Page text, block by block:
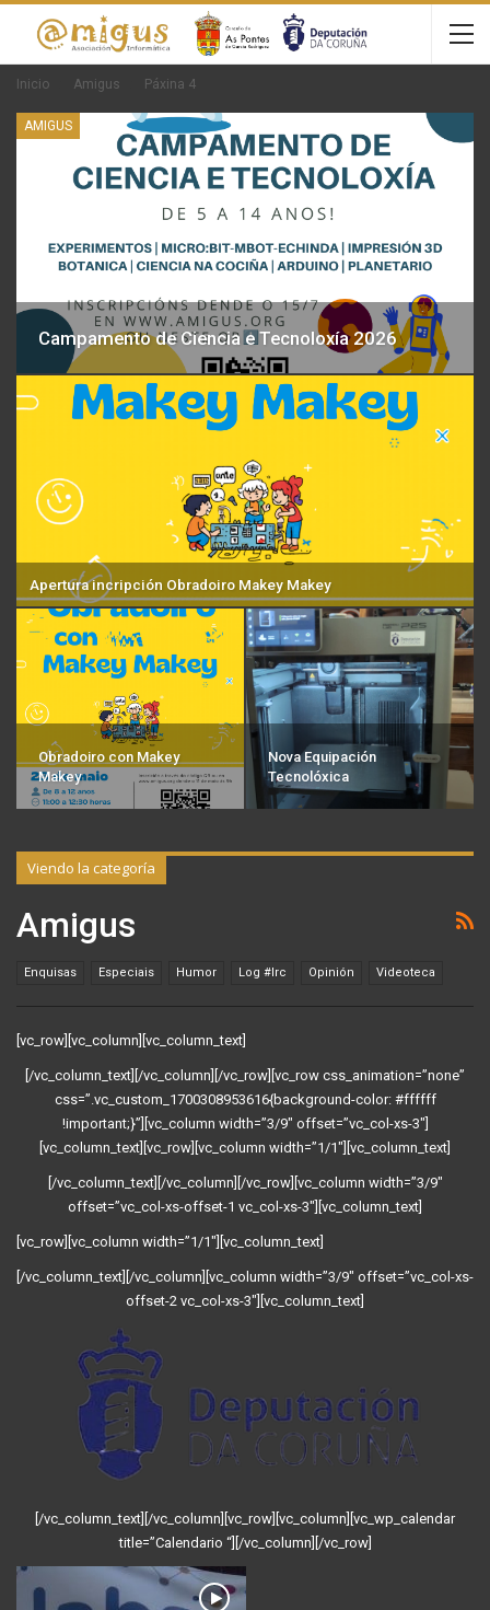
Inicio Amigus Páxina 4
AMIGUS
Campamento de Ciencia e Tecnoloxía 2026
Apertura incripción Obradoiro Makey Makey
Obradoiro con Makey
Makey
Nova Equipación
Tecnolóxica
Viendo la categoría
Amigus
Enquisas Especiais Humor Log #irc Opinión Videoteca
[vc_row][vc_column][vc_column_text]
[/vc_column_text][/vc_column][/vc_row][vc_row css_animation=”none”
css=”.vc_custom_1700308953616{background-color: #ffffff
!important;}”][vc_column width=”3/9″ offset=”vc_col-xs-3″]
[vc_column_text][vc_row][vc_column width=”1/1″][vc_column_text]
[/vc_column_text][/vc_column][/vc_row][vc_column width=”3/9″
offset=”vc_col-xs-offset-1 vc_col-xs-3″][vc_column_text]
[vc_row][vc_column width=”1/1″][vc_column_text]
[/vc_column_text][/vc_column][vc_column width=”3/9″ offset=”vc_col-xs-
offset-2 vc_col-xs-3″][vc_column_text]
[/vc_column_text][/vc_column][vc_row][vc_column][vc_wp_calendar
title=”Calendario “][/vc_column][/vc_row]